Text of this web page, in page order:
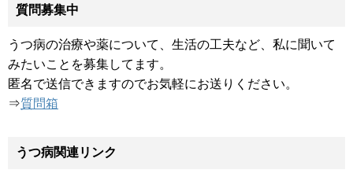
質問募集中
うつ病の治療や薬について、生活の工夫など、私に聞いて
みたいことを募集してます。
匿名で送信できますのでお気軽にお送りください。
⇒質問箱
うつ病関連リンク